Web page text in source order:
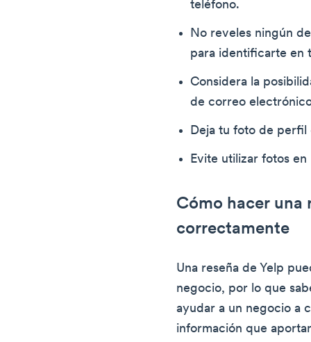
teléfono.
No reveles ningún
para identificarte en
Considera la
de correo
Deja tu foto de perfil
Evite utilizar fotos en
Cómo hacer una
correctamente
Una reseña de Yelp
negocio, por lo que
ayudar a un negocio a
información que